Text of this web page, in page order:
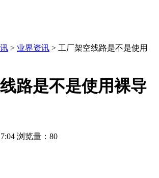
> 业界资讯 > 工厂架空线路是不是使用
路是不是使用裸导
浏览量：80